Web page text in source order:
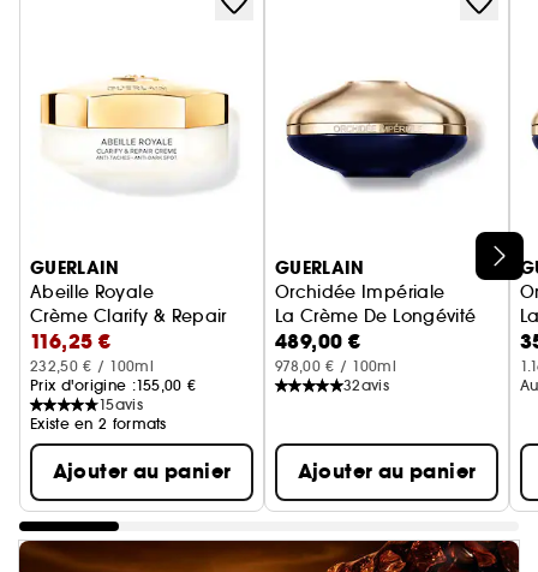
Ignorer le carrousel produits
GUERLAIN
Abeille Royale
Crème Clarify & Repair
116,25 €
232,50 € / 100ml
Prix d'origine :155,00 €
15avis
Existe en 2 formats
Ajouter au panier
GUERLAIN
Orchidée Impériale
La Crème De Longévité
489,00 €
978,00 € / 100ml
32avis
Ajouter au panier